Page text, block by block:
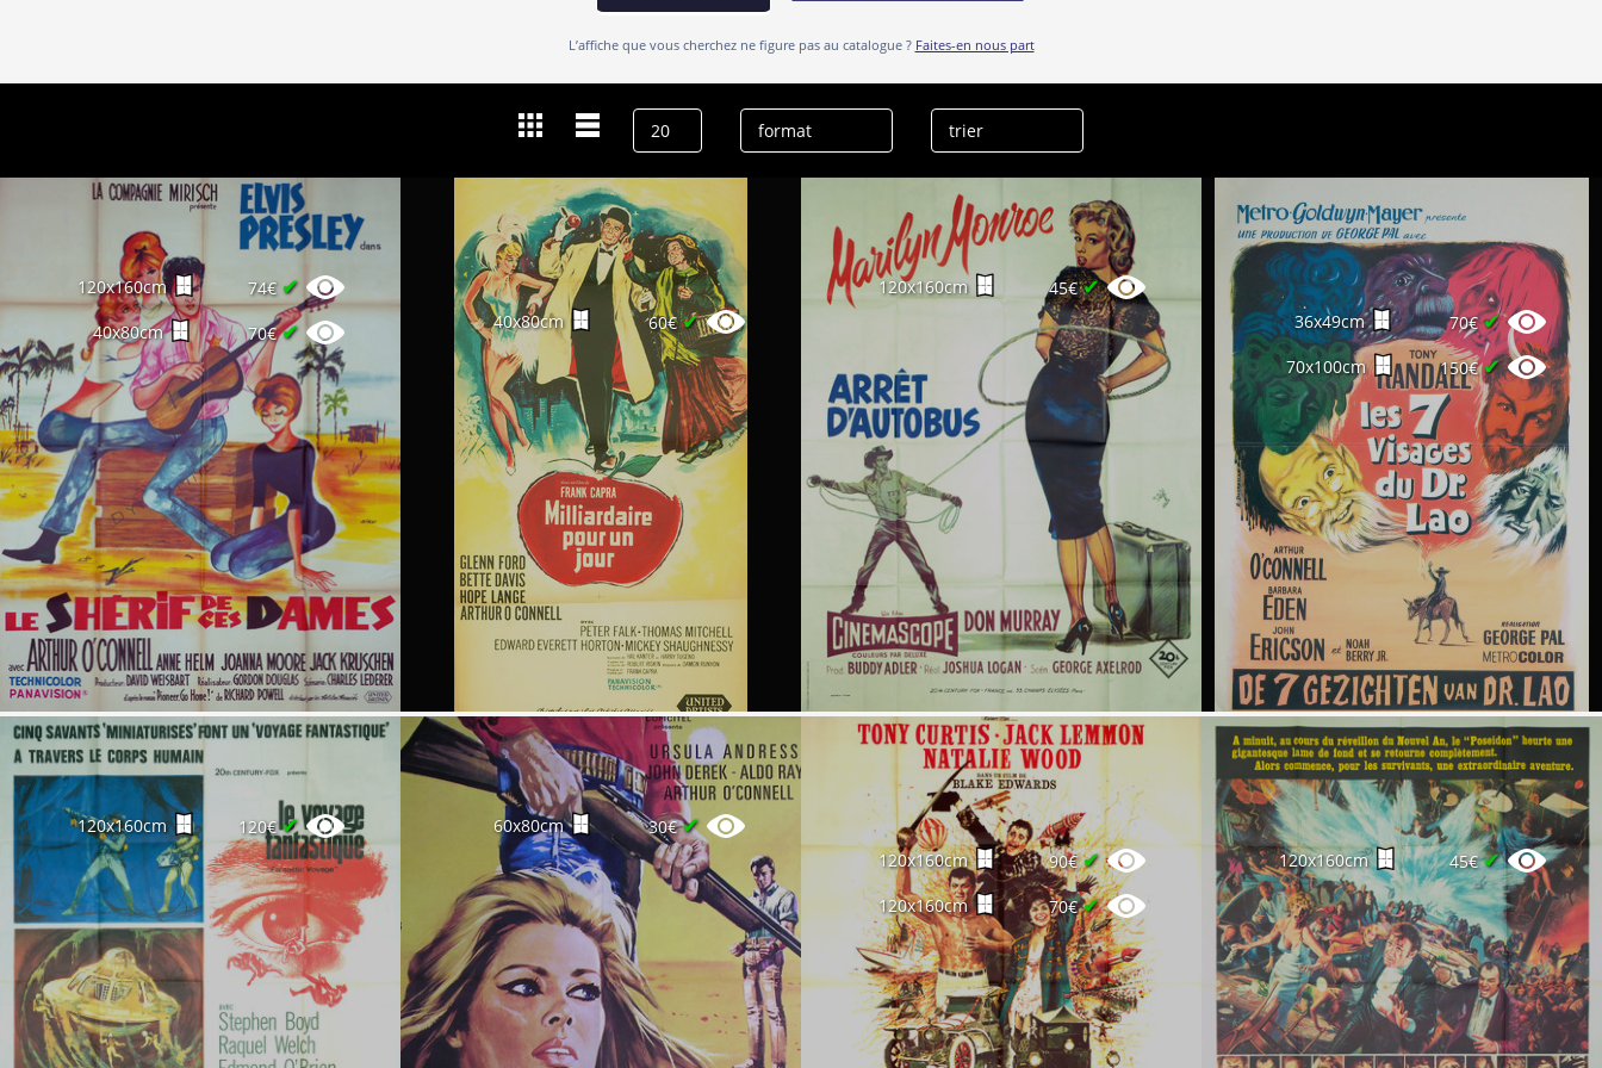
L’affiche que vous cherchez ne figure pas au catalogue ? Faites-en nous part
Arthur O'Connell
effacer l’historique
120x160cm 74€ ✔
40x80cm 70€✔ 40x80cm 60€✔
120x160cm 45€✔
36x49cm 70€✔
70x100cm 150€✔
120x160cm 120€✔ 60x80cm 30€✔
120x160cm 90€✔
120x160cm 70€✔
120x160cm 45€✔